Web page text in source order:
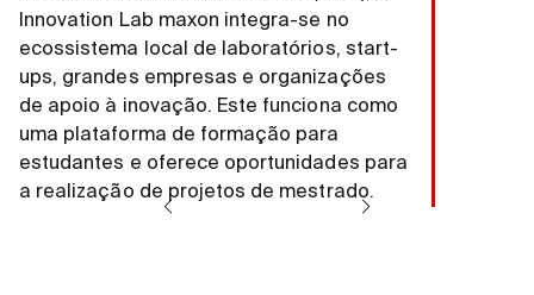
Innovation Lab maxon integra-se no
ecossistema local de laboratórios, start-
ups, grandes empresas e organizações
de apoio à inovação. Este funciona como
uma plataforma de formação para
estudantes e oferece oportunidades para
a realização de projetos de mestrado.